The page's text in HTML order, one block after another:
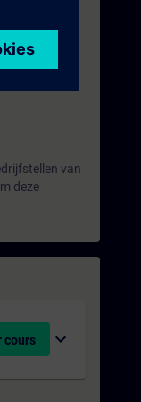
van
deze
cours expand_more